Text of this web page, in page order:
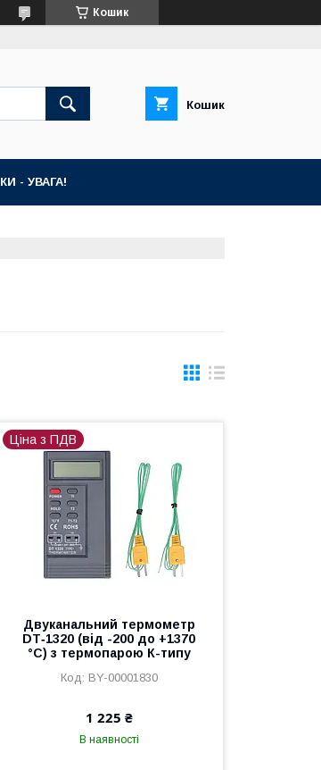
Кошик
Кошик
- УВАГА!
Ціна з ПДВ
Двуканальний термометр
DT‑1320 (від -200 до +1370
°C) з термопарою К-типу
BY-00001830
1 225 ₴
В наявності